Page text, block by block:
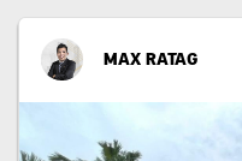
MAX RATAG